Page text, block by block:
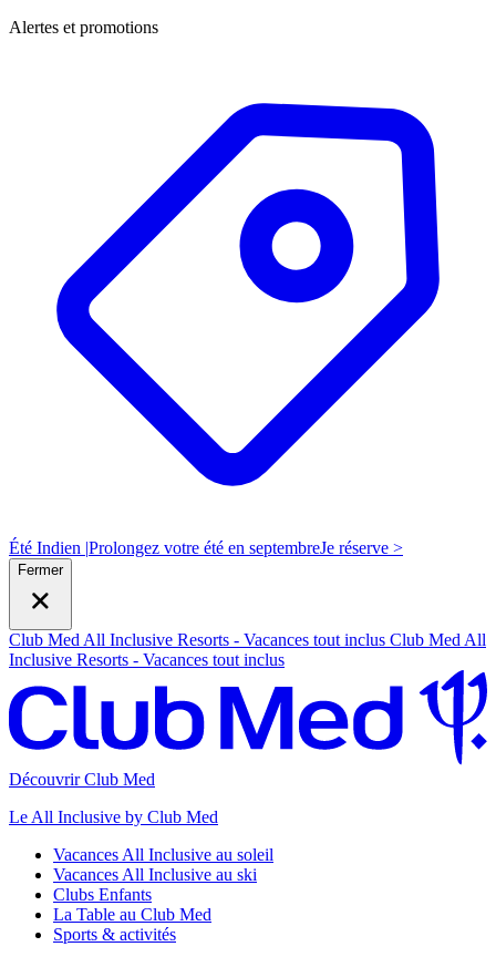
Alertes et promotions
Été Indien |Prolongez votre été en septembreJe réserve >
Fermer
Club Med All Inclusive Resorts - Vacances tout inclus Club Med All
Inclusive Resorts - Vacances tout inclus
Découvrir Club Med
Le All Inclusive by Club Med
Vacances All Inclusive au soleil
Vacances All Inclusive au ski
Clubs Enfants
La Table au Club Med
Sports & activités